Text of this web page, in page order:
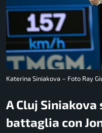
Katerina Siniakova – Foto Ray
A Cluj
battaglia con